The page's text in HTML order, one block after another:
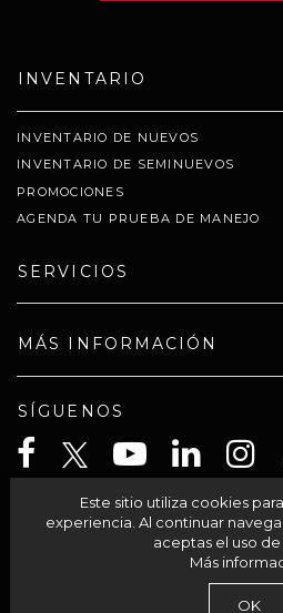
INVENTARIO
INVENTARIO DE NUEVOS
INVENTARIO DE SEMINUEVOS
PROMOCIONES
AGENDA TU PRUEBA DE MANEJO
SERVICIOS
MÁS INFORMACIÓN
SÍGUENOS
CELTA SOLUCIONES SA PI DE CV
Av Acueducto 95-int 201,
Contáctanos |
Este sitio utiliza cookies
experiencia. Al continuar
aceptas el uso
Más
OK